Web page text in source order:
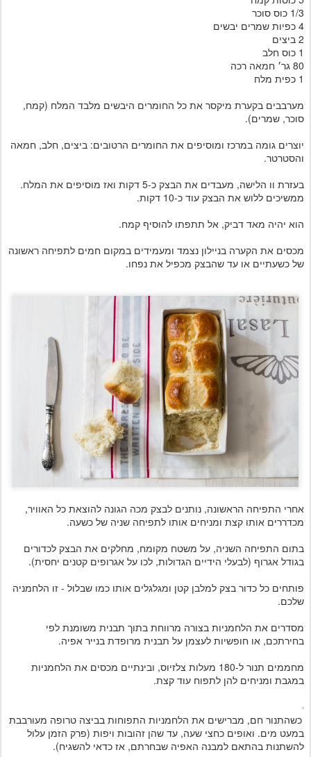
1/3 כוס סוכר
4 כפיות שמרים יבשים
2 ביצים
1 כוס חלב
80 גר׳ חמאה רכה
1 כפית מלח
מערבבים בקערת מיקסר את כל החומרים היבשים מלבד המלח (קמח,
סוכר, שמרים).
יוצרים גומה במרכז ומוסיפים את החומרים הרטובים: ביצים, חלב, חמאה
והסטרטר.
בעזרת וו הלישה, מעבדים את הבצק כ-5 דקות ואז מוסיפים את המלח.
ממשיכים ללוש את הבצק עוד כ-10 דקות.
הוא יהיה מאד דביק, אל תתפתו להוסיף קמח.
מכסים את הקערה בניילון נצמד ומעמידים במקום חמים לתפיחה ראשונה
של כשעתיים או עד שהבצק מכפיל את נפחו.
אחרי התפיחה הראשונה, נותנים לבצק מכה הגונה להוצאת כל האוויר,
מכדררים אותו קצת ומניחים אותו לתפיחה שניה של כשעה.
בתום התפיחה השניה, על משטח מקומח, מחלקים את הבצק לכדורים
בגודל אגרוף (לבעלי הידיים הגדולות, לכו על אגרופים קטנים יחסית).
פותחים כל כדור בצק למלבן קטן ומגלגלים אותו כמו שבלול - זו הלחמניה
שלכם.
מסדרים את הלחמניות בצורה מרווחת בתוך תבנית משומנת לפי
בחירתכם, או חופשיות לעצמן על תבנית מרופדת בנייר אפיה.
מחממים תנור ל-180 מעלות צלזיוס, ובינתיים מכסים את הלחמניות
במגבת ומניחים להן לתפוח עוד קצת.
כשהתנור חם, מברישים את הלחמניות התפוחות בביצה טרופה מעורבבת
במעט מים. ואופים כחצי שעה, עד שהן זהובות ויפות (פרק הזמן עלול
להשתנות בהתאם למבנה האפיה שבחרתם, אז כדאי להשגיח).